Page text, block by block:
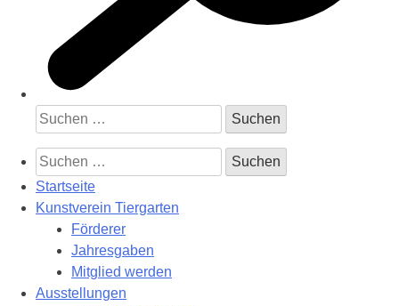
Suchen
nach:
Suchen
nach:
Startseite
Kunstverein Tiergarten
Förderer
Jahresgaben
Mitglied werden
Ausstellungen